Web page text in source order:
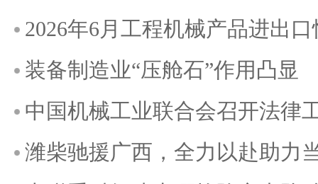
2026年6月工程机械产品进出
装备制造业“压舱石”作用凸显
中国机械工业联合会召开法律
潍柴驰援广西，全力以赴助力